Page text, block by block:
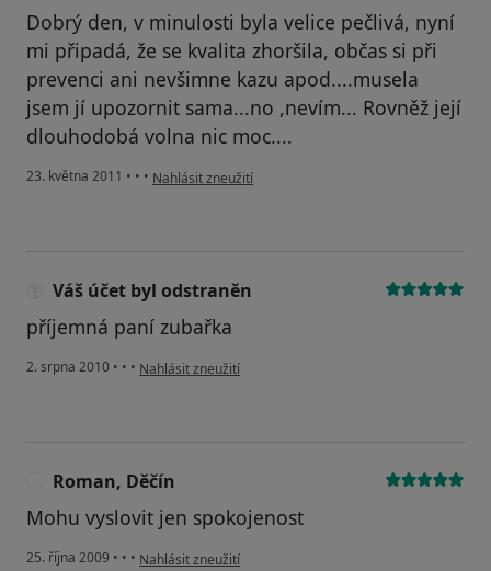
Dobrý den, v minulosti byla velice pečlivá, nyní
mi připadá, že se kvalita zhoršila, občas si při
prevenci ani nevšimne kazu apod....musela
jsem jí upozornit sama...no ,nevím... Rovněž její
dlouhodobá volna nic moc....
23. května 2011 • • • podle názoru uživatele Pacient
Nahlásit zneužití
Váš účet byl odstraněn
příjemná paní zubařka
2. srpna 2010 • • • podle názoru uživatele Váš účet byl odstraněn
Nahlásit zneužití
Roman, Děčín
Mohu vyslovit jen spokojenost
25. října 2009 • • • podle názoru uživatele Roman, Děčín
Nahlásit zneužití